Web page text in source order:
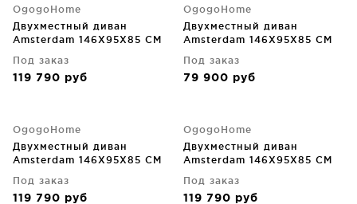
OgogoHome
Двухместный диван
Amsterdam 146X95X85 CM
Под заказ
119 790 руб
OgogoHome
Двухместный диван
Amsterdam 146X95X85 CM
Под заказ
79 900 руб
OgogoHome
Двухместный диван
Amsterdam 146X95X85 CM
Под заказ
119 790 руб
OgogoHome
Двухместный диван
Amsterdam 146X95X85 CM
Под заказ
119 790 руб